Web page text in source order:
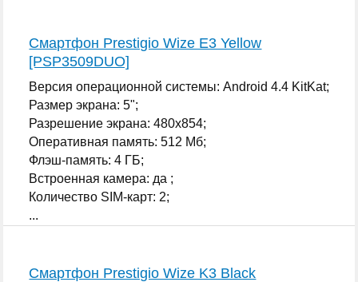
Смартфон Prestigio Wize E3 Yellow
[PSP3509DUO]
Версия операционной системы: Android 4.4 KitKat;
Размер экрана: 5";
Разрешение экрана: 480x854;
Оперативная память: 512 Мб;
Флэш-память: 4 ГБ;
Встроенная камера: да ;
Количество SIM-карт: 2;
...
Смартфон Prestigio Wize K3 Black